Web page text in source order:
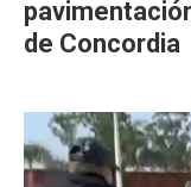
de Concordia